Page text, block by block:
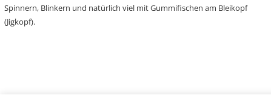
Spinnern, Blinkern und natürlich viel mit Gummifischen am Bleikopf
(Jigkopf).